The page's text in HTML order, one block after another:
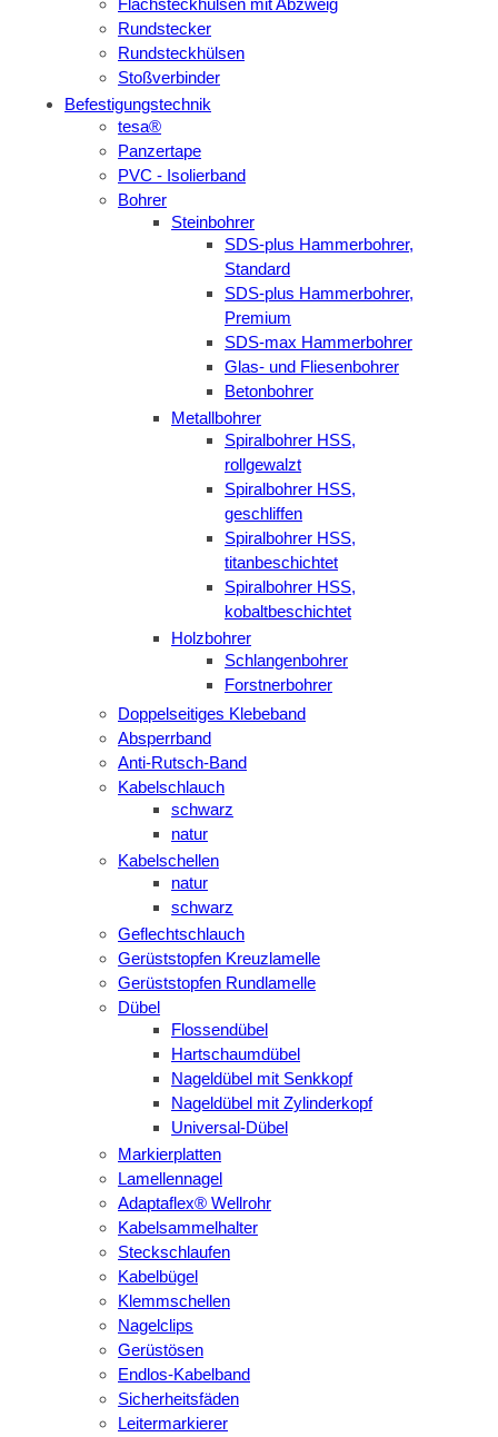
Rundstecker
Rundsteckhülsen
Stoßverbinder
Befestigungstechnik
tesa®
Panzertape
PVC - Isolierband
Bohrer
Steinbohrer
SDS-plus Hammerbohrer,
Standard
SDS-plus Hammerbohrer,
Premium
SDS-max Hammerbohrer
Glas- und Fliesenbohrer
Betonbohrer
Metallbohrer
Spiralbohrer HSS,
rollgewalzt
Spiralbohrer HSS,
geschliffen
Spiralbohrer HSS,
titanbeschichtet
Spiralbohrer HSS,
kobaltbeschichtet
Holzbohrer
Schlangenbohrer
Forstnerbohrer
Doppelseitiges Klebeband
Absperrband
Anti-Rutsch-Band
Kabelschlauch
schwarz
natur
Kabelschellen
natur
schwarz
Geflechtschlauch
Gerüststopfen Kreuzlamelle
Gerüststopfen Rundlamelle
Dübel
Flossendübel
Hartschaumdübel
Nageldübel mit Senkkopf
Nageldübel mit Zylinderkopf
Universal-Dübel
Markierplatten
Lamellennagel
Adaptaflex® Wellrohr
Kabelsammelhalter
Steckschlaufen
Kabelbügel
Klemmschellen
Nagelclips
Gerüstösen
Endlos-Kabelband
Sicherheitsfäden
Leitermarkierer